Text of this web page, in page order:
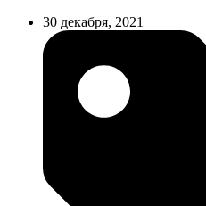
30 декабря, 2021